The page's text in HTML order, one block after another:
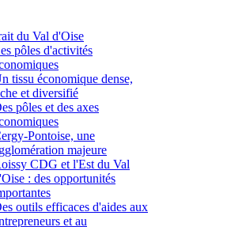
du Val d'Oise
pôles d'activités
tissu économique dense,
et diversifié
pôles et des axes
Pontoise, une
majeure
CDG et l'Est du Val
: des opportunités
outils efficaces d'aides aux
et au